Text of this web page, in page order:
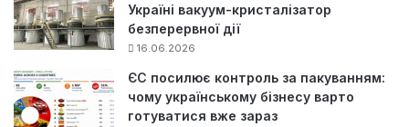
Україні вакуум-кристалізатор
безперервної дії
16.06.2026
ЄС посилює контроль за пакуванням:
чому українському бізнесу варто
готуватися вже зараз